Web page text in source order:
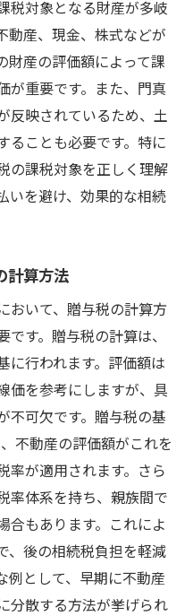
とその意義
える主要な規制
た相続戦略の構築
の利点
規制対応策
学ぶ！門真市での実
略の基本
続手続きの流れ
要なポイント
管理のヒント
功事例の分析
地域性を踏まえた効
与税の最適化
の現状
の活用法
の重要性
を踏まえた節税策
税対象となる財産が多岐
動産、現金、株式などが
財産の評価額によって課
が重要です。また、門真
反映されているため、土
ることも必要です。特に
の課税対象を正しく理解
いを避け、効果的な相続
計算方法
おいて、贈与税の計算方
す。贈与税の計算は、
に行われます。評価額は
価を参考にしますが、具
不可欠です。贈与税の基
不動産の評価額がこれを
率が適用されます。さら
率体系を持ち、親族間で
合もあります。これによ
、後の相続税負担を軽減
例として、早期に不動産
分散する方法が挙げられ